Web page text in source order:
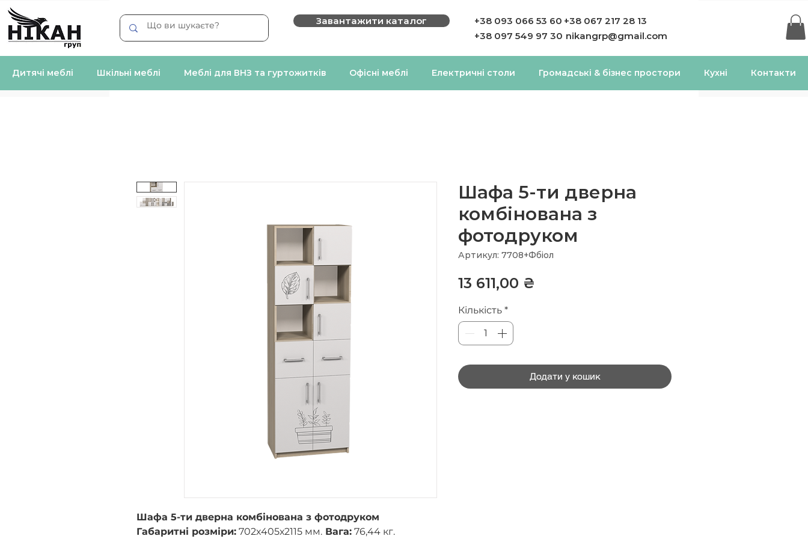
Завантажити каталог
+38 093 066 53 60
+38 097 549 97 30
+38 067 217 28 13
nikangrp@gmail.com
Дитячі меблі Шкільні меблі Меблі для ВНЗ та гуртожитків Офісні меблі Електричні столи Громадські & бізнес простори Кухні Контакти
Шафа 5-ти дверна комбінована з фотодруком
Габаритні розміри: 702х405х2115 мм. Вага: 76,44 кг.
Шафа 5-ти дверна
комбінована з
фотодруком
Артикул: 7708+Фбіол
13 611,00 ₴
Кількість *
Додати у кошик